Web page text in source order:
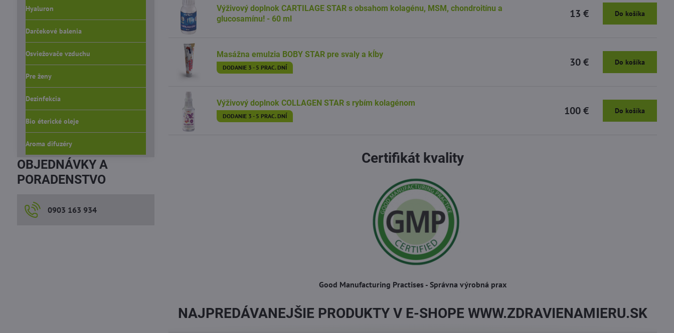
Výživový doplnok CARTILAGE STAR s obsahom kolagénu, MSM, chondroitínu a
glucosamínu! - 60 ml
13 € Do košíka
Masážna emulzia BOBY STAR pre svaly a kĺby
DODANIE 3 - 5 PRAC. DNÍ 30 € Do košíka
Výživový doplnok COLLAGEN STAR s rybím kolagénom
DODANIE 3 - 5 PRAC. DNÍ 100 € Do košíka
Certifikát kvality
Good Manufacturing Practises - Správna výrobná prax
NAJPREDÁVANEJŠIE PRODUKTY V E-SHOPE WWW.ZDRAVIENAMIERU.SK
Hyaluron
Darčekové balenia
Osviežovače vzduchu
Pre ženy
Dezinfekcia
Bio éterické oleje
Aroma difuzéry
OBJEDNÁVKY A
PORADENSTVO
0903 163 934